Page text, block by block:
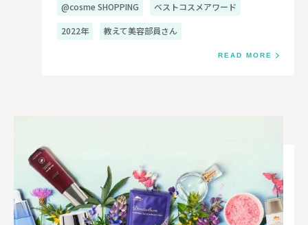
@cosme SHOPPING ベストコスメアワード
2022年 教えて美容部員さん
READ MORE